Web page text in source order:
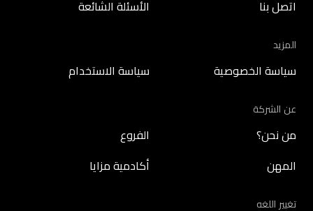
اتصل بنا الأسئلة الشائعة
المزيد
سياسة الخصوصية سياسة الاستخدام
عن الشركة
من نحن؟ الفروع
المهن أكادمية مزايا
تغيير اللغه